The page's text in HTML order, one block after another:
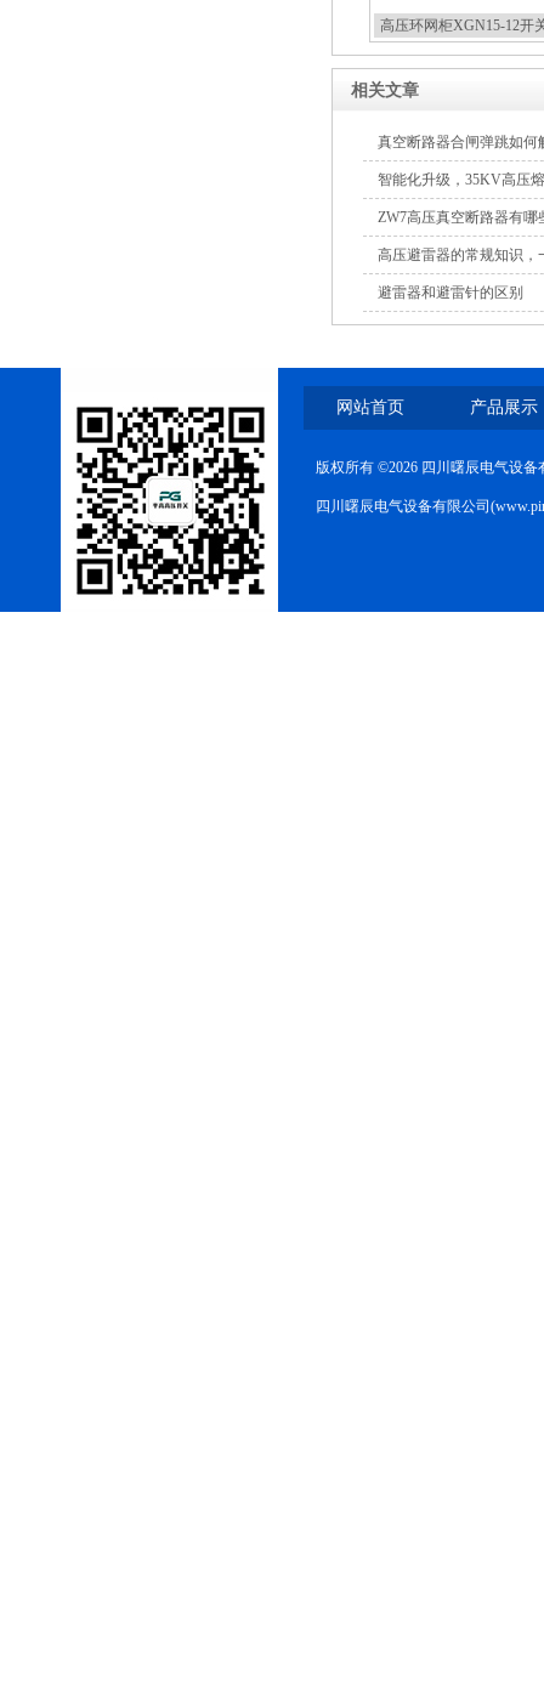
计量式真空断路器
ZW8-12户外高压智能、永磁
真空断路器
高压环网柜XGN15-12开
相关文章
真空断路器合闸弹跳如何
智能化升级，35KV高压
ZW7高压真空断路器有哪
高压避雷器的常规知识，
避雷器和避雷针的区别
网站首页 产品展示
版权所有 ©2026 四川曙辰电气设
四川曙辰电气设备有限公司